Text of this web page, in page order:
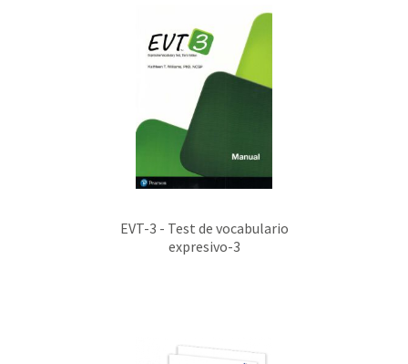
EVT-3 - Test de vocabulario
expresivo-3